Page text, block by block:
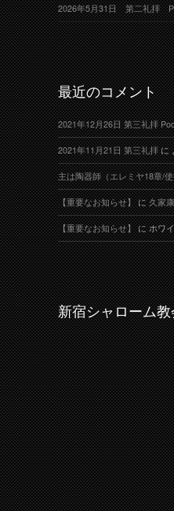
2026年5月31日 第二礼拝
最近のコメント
2021年12月26日 第三礼拝
2021年11月21日 第三礼拝に
主は陶器師（エレミヤ18章/
【重要なお知らせ】に久家
【重要なお知らせ】にホワ
新宿シャローム